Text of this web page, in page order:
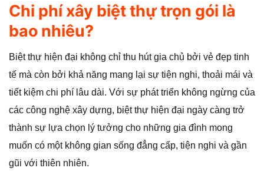
Chi phí xây biệt thự trọn gói là
bao nhiêu?
Biệt thự hiện đại không chỉ thu hút gia chủ bởi vẻ đẹp tinh
tế mà còn bởi khả năng mang lại sự tiện nghi, thoải mái và
tiết kiệm chi phí lâu dài. Với sự phát triển không ngừng của
các công nghệ xây dựng, biệt thự hiện đại ngày càng trở
thành sự lựa chọn lý tưởng cho những gia đình mong
muốn có một không gian sống đẳng cấp, tiện nghi và gần
gũi với thiên nhiên.